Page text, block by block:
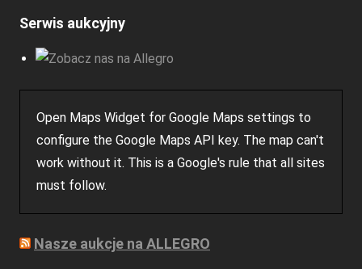
Serwis aukcyjny
Open Maps Widget for Google Maps settings to
configure the Google Maps API key. The map can't
work without it. This is a Google's rule that all sites
must follow.
Nasze aukcje na ALLEGRO